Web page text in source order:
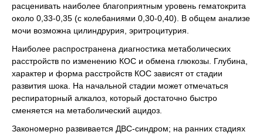
расценивать наиболее благоприятным уровень гематокрита
около 0,33-0,35 (с колебаниями 0,30-0,40). В общем анализе
мочи возможна цилиндрурия, эритроцитурия.
Наиболее распространена диагностика метаболических
расстройств по изменению КОС и обмена глюкозы. Глубина,
характер и форма расстройств КОС зависят от стадии
развития шока. На начальной стадии может отмечаться
респираторный алкалоз, который достаточно быстро
сменяется на метаболический ацидоз.
Закономерно развивается ДВС-синдром; на ранних стадиях